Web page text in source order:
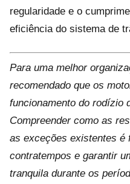
regularidade e o
eficiência do sistema de
Para uma melhor
recomendado que os
funcionamento do rodízio
Compreender como as
as exceções existentes é
contratempos e garantir
tranquila durante os